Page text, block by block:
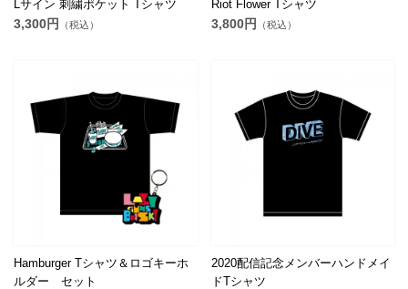
Lサイン 刺繍ポケット Tシャツ
3,300円 （税込）
Riot Flower Tシャツ
3,800円 （税込）
Hamburger Tシャツ＆ロゴキーホ
ルダー セット
2020配信記念メンバーハンドメイ
ドTシャツ